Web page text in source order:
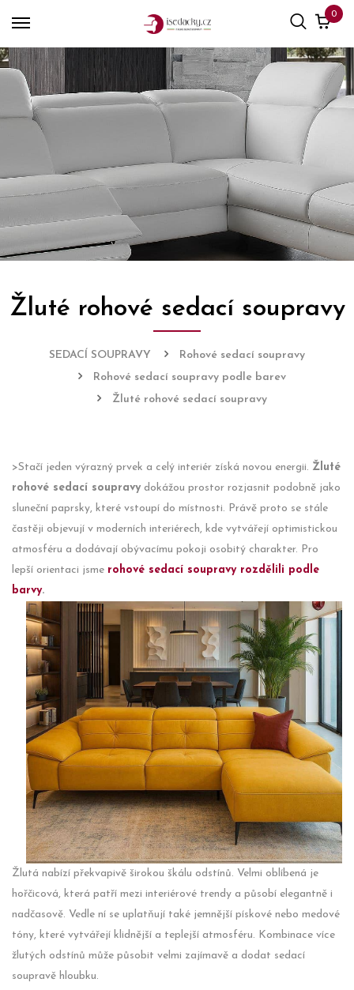
0
Žluté rohové sedací soupravy
SEDACÍ SOUPRAVY
Rohové sedací soupravy
Rohové sedací soupravy podle barev
Žluté rohové sedací soupravy
>Stačí jeden výrazný prvek a celý interiér získá novou energii. Žluté
rohové sedací soupravy dokážou prostor rozjasnit podobně jako
sluneční paprsky, které vstoupí do místnosti. Právě proto se stále
častěji objevují v moderních interiérech, kde vytvářejí optimistickou
atmosféru a dodávají obývacímu pokoji osobitý charakter. Pro
lepší orientaci jsme rohové sedací soupravy rozdělili podle
barvy.
Žlutá nabízí překvapivě širokou škálu odstínů. Velmi oblíbená je
hořčicová, která patří mezi interiérové trendy a působí elegantně i
nadčasově. Vedle ní se uplatňují také jemnější pískové nebo medové
tóny, které vytvářejí klidnější a teplejší atmosféru. Kombinace více
žlutých odstínů může působit velmi zajímavě a dodat sedací
soupravě hloubku.